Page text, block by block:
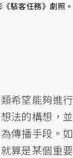
駭客任務》劇照。
希望能夠進行
法的構想，並
傳播手段。如
算是某個重要